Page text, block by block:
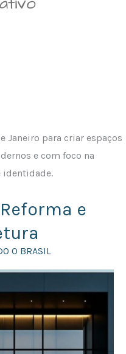
Janeiro para criar espaços
e com foco na
identidade.
e
O BRASIL